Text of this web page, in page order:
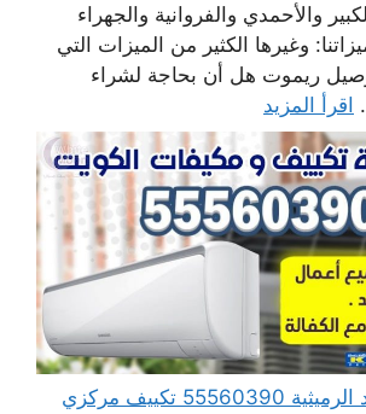
والأحمدي والفروانية والجهراء
وغيرها الكثير من الميزات التي
ريموت هل أن بحاجة لشراء
اقرأ المزيد
فني تكييف وتبريد الرميثية 55560390 تكييف مركزي